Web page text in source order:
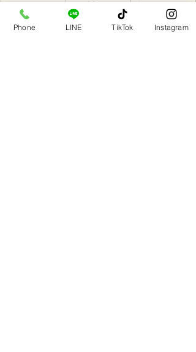
る材料によ
る）
態に強く依
Phone LINE TikTok Instagram